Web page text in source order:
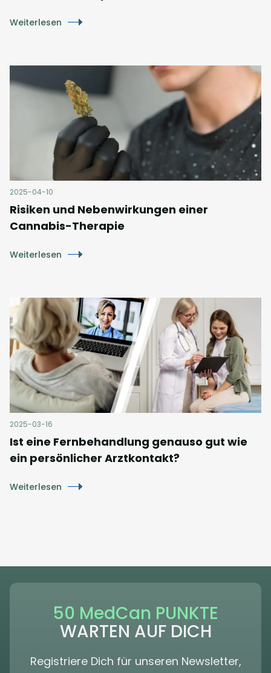
Weiterlesen
2025-04-10
Risiken und Nebenwirkungen einer
Cannabis-Therapie
Weiterlesen
2025-03-16
Ist eine Fernbehandlung genauso gut wie
ein persönlicher Arztkontakt?
Weiterlesen
50 MedCan PUNKTE
WARTEN AUF DICH
Registriere Dich für unseren Newsletter,